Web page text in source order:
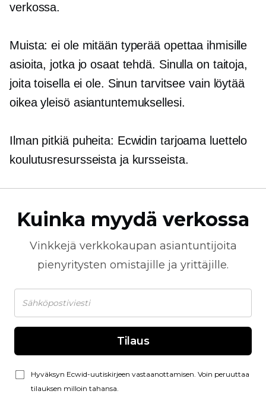
verkossa.
Muista: ei ole mitään typerää opettaa ihmisille
asioita, jotka jo osaat tehdä. Sinulla on taitoja,
joita toisella ei ole. Sinun tarvitsee vain löytää
oikea yleisö asiantuntemuksellesi.
Ilman pitkiä puheita: Ecwidin tarjoama luettelo
koulutusresursseista ja kursseista.
Kuinka myydä verkossa
Vinkkejä verkkokaupan asiantuntijoita
pienyritysten omistajille ja yrittäjille.
Tilaus
Hyväksyn Ecwid-uutiskirjeen vastaanottamisen. Voin peruuttaa
tilauksen milloin tahansa.